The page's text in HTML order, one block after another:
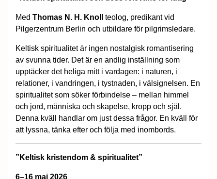
Med Thomas N. H. Knoll teolog, predikant vid
Pilgerzentrum Berlin och utbildare för pilgrimsledare.
Keltisk spiritualitet är ingen nostalgisk romantisering
av svunna tider. Det är en andlig inställning som
upptäcker det heliga mitt i vardagen: i naturen, i
relationer, i vandringen, i tystnaden, i välsignelsen. En
spiritualitet som söker förbindelse – mellan himmel
och jord, människa och skapelse, kropp och själ.
Denna kväll handlar om just dessa frågor. En kväll för
att lyssna, tänka efter och följa med inombords.
”Keltisk kristendom & spiritualitet”
6–16 maj 2026